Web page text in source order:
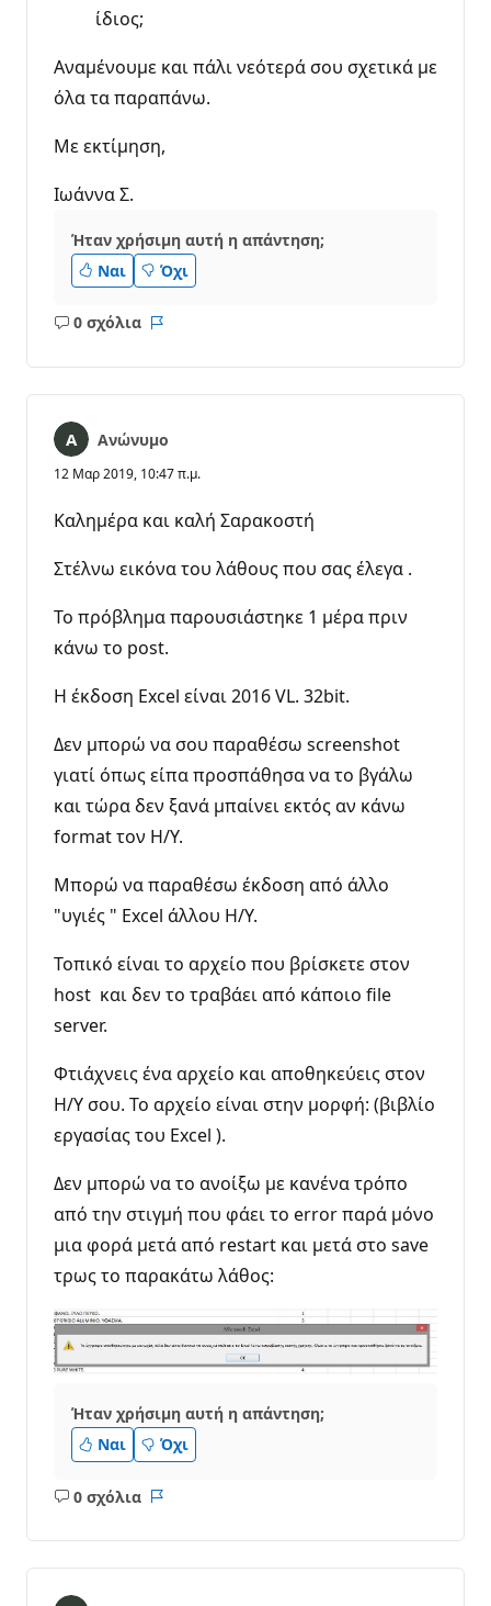
ίδιος;
Αναμένουμε και πάλι νεότερά σου σχετικά με
όλα τα παραπάνω.
Με εκτίμηση,
Ιωάννα Σ.
Ήταν χρήσιμη αυτή η απάντηση;
Ναι
Όχι
0 σχόλια
Κανένα
Ανώνυμο
12 Μαρ 2019, 10:47 π.μ.
Καλημέρα και καλή Σαρακοστή
Στέλνω εικόνα του λάθους που σας έλεγα .
Το πρόβλημα παρουσιάστηκε 1 μέρα πριν
κάνω το post.
Η έκδοση Excel είναι 2016 VL. 32bit.
Δεν μπορώ να σου παραθέσω screenshot
γιατί όπως είπα προσπάθησα να το βγάλω
και τώρα δεν ξανά μπαίνει εκτός αν κάνω
format τον Η/Υ.
Μπορώ να παραθέσω έκδοση από άλλο
"υγιές " Excel άλλου Η/Υ.
Τοπικό είναι το αρχείο που βρίσκετε στον
host και δεν το τραβάει από κάποιο file
server.
Φτιάχνεις ένα αρχείο και αποθηκεύεις στον
Η/Υ σου. Το αρχείο είναι στην μορφή: (βιβλίο
εργασίας του Excel ).
Δεν μπορώ να το ανοίξω με κανένα τρόπο
από την στιγμή που φάει το error παρά μόνο
μια φορά μετά από restart και μετά στο save
τρως το παρακάτω λάθος:
Ήταν χρήσιμη αυτή η απάντηση;
Ναι
Όχι
0 σχόλια
Κανένα